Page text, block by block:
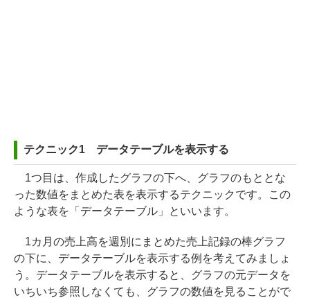
テクニック1 データテーブルを表示する
1つ目は、作成したグラフの下へ、グラフのもととな
った数値をまとめた表を表示するテクニックです。この
ような表を「データテーブル」といいます。
1カ月の売上高を週別にまとめた売上記録の棒グラフ
の下に、データテーブルを表示する例を考えてみましょ
う。データテーブルを表示すると、グラフの元データを
いちいち参照しなくても、グラフの数値を見ることがで